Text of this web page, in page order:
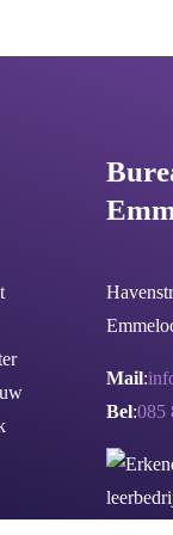
Mail:
Bel:085